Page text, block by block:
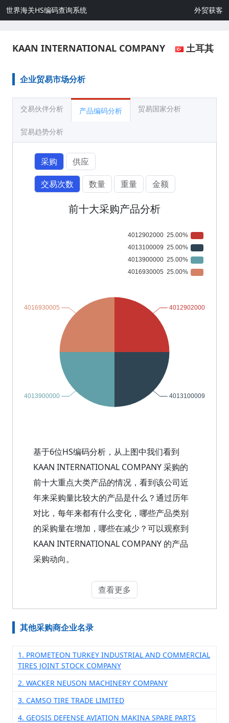
世界海关HS编码查询系统 外贸获客
KAAN INTERNATIONAL COMPANY 土耳其
企业贸易市场分析
交易伙伴分析 产品编码分析 贸易国家分析
贸易趋势分析
采购
供应
交易次数
数量 重量 金额
前十大采购产品分析
基于6位HS编码分析，从上图中我们看到
KAAN INTERNATIONAL COMPANY 采购的
前十大重点大类产品的情况，看到该公司近
年来采购量比较大的产品是什么？通过历年
对比，每年来都有什么变化，哪些产品类别
的采购量在增加，哪些在减少？可以观察到
KAAN INTERNATIONAL COMPANY 的产品
采购动向。
查看更多
其他采购商企业名录
1. PROMETEON TURKEY INDUSTRIAL AND COMMERCIAL
TIRES JOINT STOCK COMPANY
2. WACKER NEUSON MACHINERY COMPANY
3. CAMSO TIRE TRADE LIMITED
4. GEOSIS DEFENSE AVIATION MAKINA SPARE PARTS